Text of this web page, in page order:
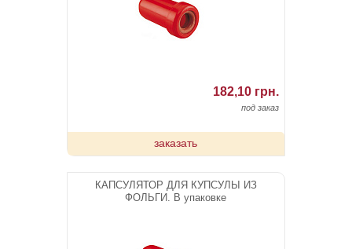
182,10 грн.
под заказ
заказать
КАПСУЛЯТОР ДЛЯ КУПСУЛЫ ИЗ
ФОЛЬГИ. В упаковке